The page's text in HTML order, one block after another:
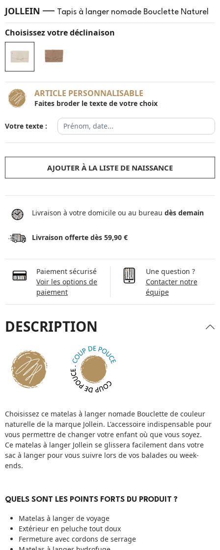
JOLLEIN — Tapis à langer nomade Bouclette Naturel
Choisissez votre déclinaison
ARTICLE PERSONNALISABLE
Faites broder le texte de votre choix
Votre texte :
AJOUTER À LA LISTE DE NAISSANCE
Livraison à votre domicile ou au bureau dès demain
Livraison offerte dès 59,90 €
Paiement sécurisé
Voir les options de
paiement
Une question ?
Contacter notre
équipe
DESCRIPTION
Choisissez ce matelas à langer nomade Bouclette de couleur
naturelle de la marque Jollein. L'accessoire indispensable pour
vous permettre de changer votre enfant où que vous soyez.
Ce matelas à langer Jollein se glissera facilement dans votre
sac à langer pour vous suivre lors de vos balades ou week-
ends.
QUELS SONT LES POINTS FORTS DU PRODUIT ?
Matelas à langer de voyage
Extérieur en peluche tout doux
Fermeture avec cordons de serrage